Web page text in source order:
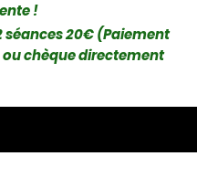
!
séances 20€ (Paiement
ou chèque directement